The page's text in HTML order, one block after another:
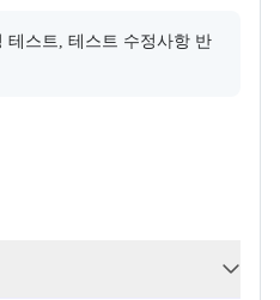
테스트, 테스트 수정사항 반